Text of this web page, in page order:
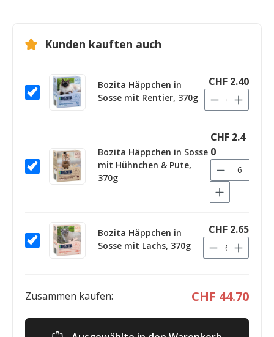
Kunden kauften auch
Bozita Häppchen in
Sosse mit Rentier, 370g
CHF 2.40
Bozita Häppchen in Sosse
mit Hühnchen & Pute,
370g
CHF 2.4
0
Bozita Häppchen in
Sosse mit Lachs, 370g
CHF 2.65
Zusammen kaufen: CHF 44.70